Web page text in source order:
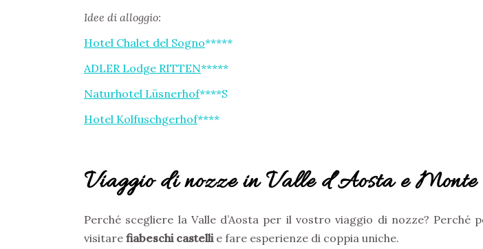
Idee di alloggio:
Hotel Chalet del Sogno*****
ADLER Lodge RITTEN*****
Naturhotel Lüsnerhof****S
Hotel Kolfuschgerhof****
Viaggio di nozze in Valle d’Aosta e
Perché scegliere la Valle d’Aosta per il vostro viaggio di nozze? Perché
visitare fiabeschi castellie fare esperienze di coppia uniche.